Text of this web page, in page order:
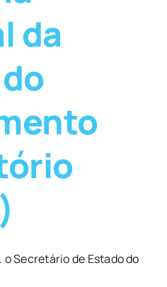
da
o Secretário de Estado do